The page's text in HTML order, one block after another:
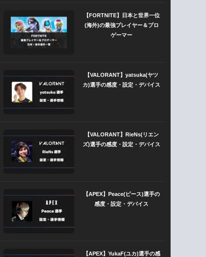
【FORTNITE】日本と世界一位
(海外)の最強プレイヤー＆プロ
ゲーマー
【VALORANT】yatsuka(ヤツ
カ)選手の感度・設定・デバイス
【VALORANT】RieNs(リエン
ズ)選手の感度・設定・デバイス
【APEX】Peace(ピース)選手の
感度・設定・デバイス
【APEX】YukaF(ユカ)選手の感